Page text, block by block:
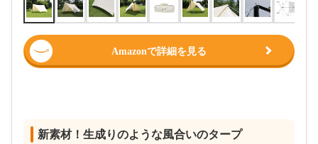
Amazonで詳細を見る
新素材！生成りのような風合いのタープ